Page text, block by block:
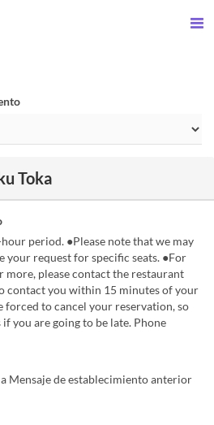
Toka
period. ●Please note that we may
your request for specific seats. ●For
more, please contact the restaurant
contact you within 15 minutes of your
forced to cancel your reservation, so
you are going to be late. Phone
Mensaje de establecimiento anterior